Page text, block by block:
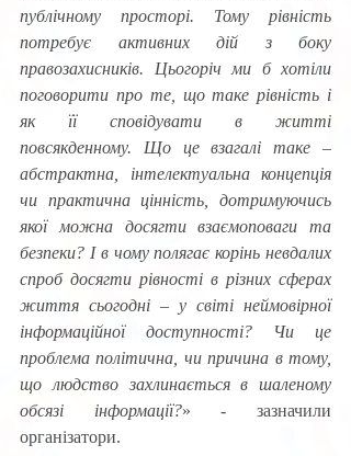
публічному просторі. Тому рівність
потребує активних дій з боку
правозахисників. Цьогоріч ми б хотіли
поговорити про те, що таке рівність і
як її сповідувати в житті
повсякденному. Що це взагалі таке –
абстрактна, інтелектуальна концепція
чи практична цінність, дотримуючись
якої можна досягти взаємоповаги та
безпеки? І в чому полягає корінь невдалих
спроб досягти рівності в різних сферах
життя сьогодні – у світі неймовірної
інформаційної доступності? Чи це
проблема політична, чи причина в тому,
що людство захлинається в шаленому
обсязі інформації?» - зазначили
організатори.